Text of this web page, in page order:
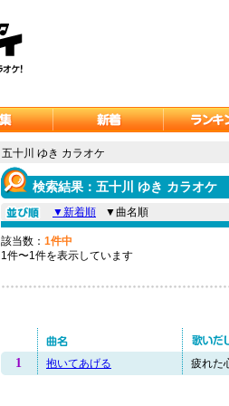
五十川 ゆき カラオケ
検索結果：五十川 ゆき カラオケ
▼新着順 ▼曲名順
該当数： 1件中
1件〜1件を表示しています
1 抱いてあげる 疲れた